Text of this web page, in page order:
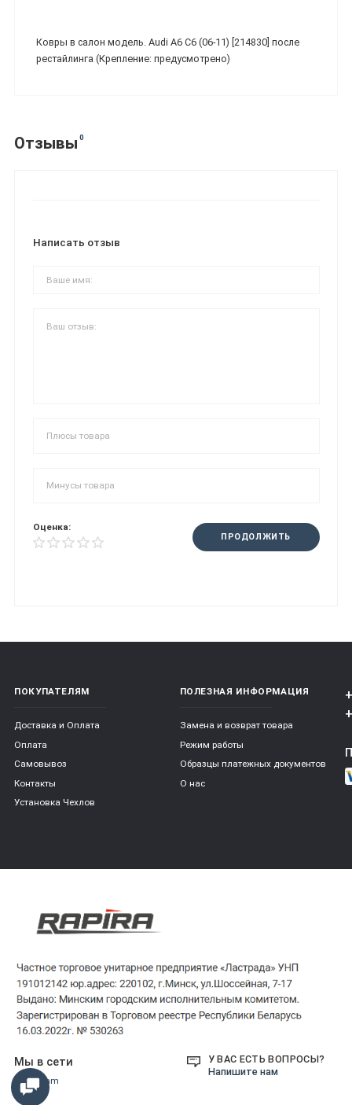
Ковры в салон модель. Audi A6 C6 (06-11) [214830] после
рестайлинга (Крепление: предусмотрено)
Отзывы 0
Написать отзыв
Оценка:
ПРОДОЛЖИТЬ
ПОКУПАТЕЛЯМ
Доставка и Оплата
Оплата
Самовывоз
Контакты
Установка Чехлов
ПОЛЕЗНАЯ ИНФОРМАЦИЯ
Замена и возврат товара
Режим работы
Образцы платежных документов
О нас
У ВАС ЕСТЬ ВОПРОСЫ?
Напишите нам
Мы в сети
Instagram